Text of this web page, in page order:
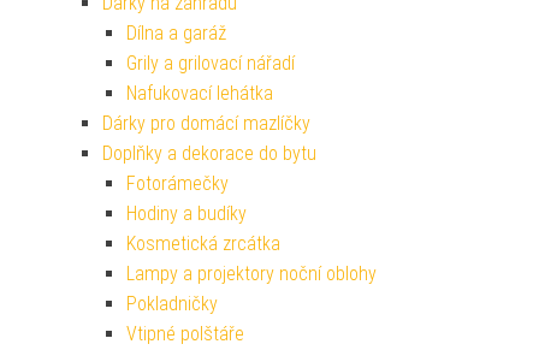
Dílna a garáž
Grily a grilovací nářadí
Nafukovací lehátka
Dárky pro domácí mazlíčky
Doplňky a dekorace do bytu
Fotorámečky
Hodiny a budíky
Kosmetická zrcátka
Lampy a projektory noční oblohy
Pokladničky
Vtipné polštáře